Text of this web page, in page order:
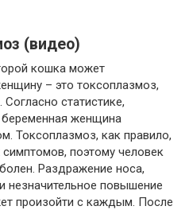
(видео)
кошка может
– это токсоплазмоз,
статистике,
беременная женщина
Токсоплазмоз, как правило,
симптомов, поэтому человек
Раздражение носа,
незначительное повышение
произойти с каждым. После